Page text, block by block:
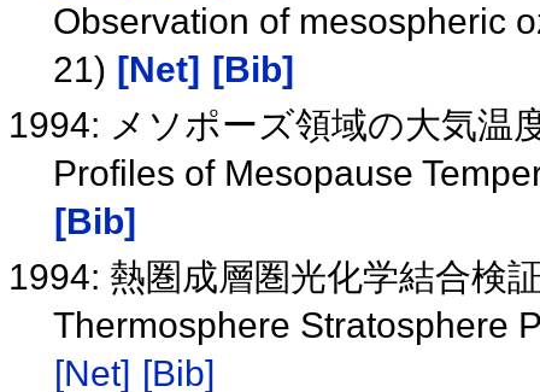
Observation of mesospheric
21) [Net]
[Bib]
1994: メソポーズ領域の大気温
Profiles of Mesopause
[Bib]
1994: 熱圏成層圏光化学結合検
Thermosphere Stratosphere
[Net] [Bib]